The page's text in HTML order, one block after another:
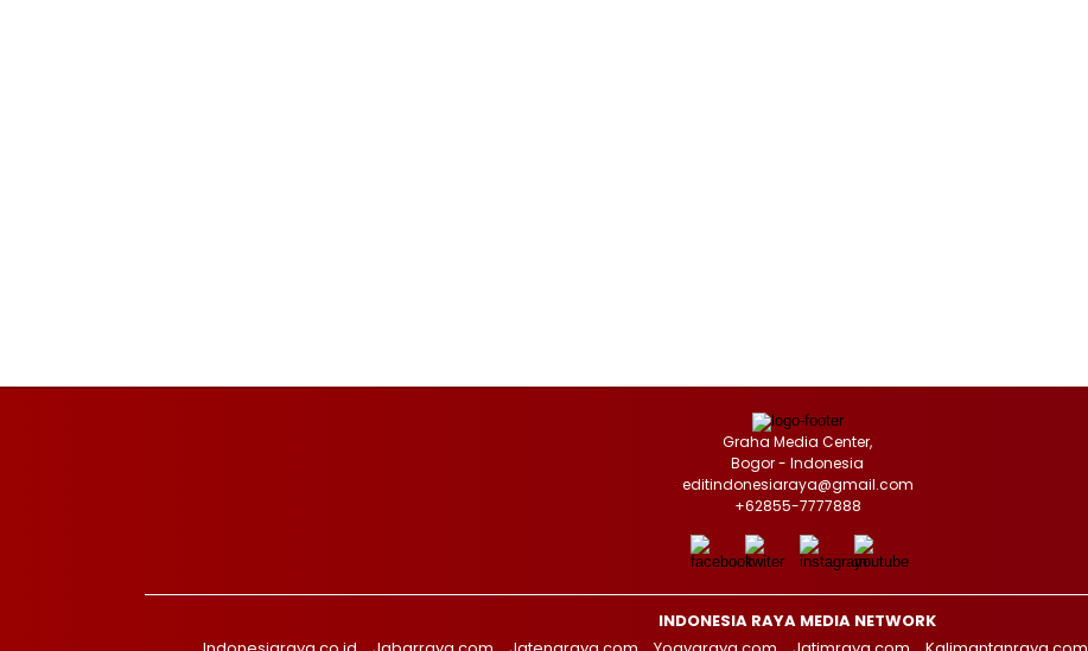
Graha Media Center,
Bogor - Indonesia
editindonesiaraya@gmail.com
+62855-7777888
INDONESIA RAYA MEDIA NETWORK